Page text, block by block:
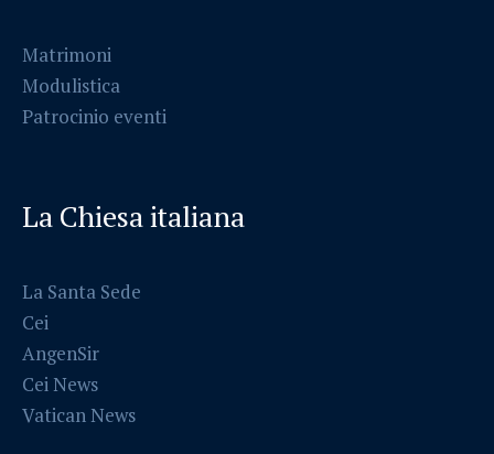
Matrimoni
Modulistica
Patrocinio eventi
La Chiesa italiana
La Santa Sede
Cei
AngenSir
Cei News
Vatican News